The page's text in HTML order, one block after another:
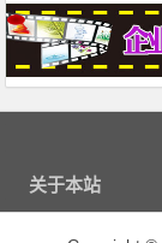
关于本站